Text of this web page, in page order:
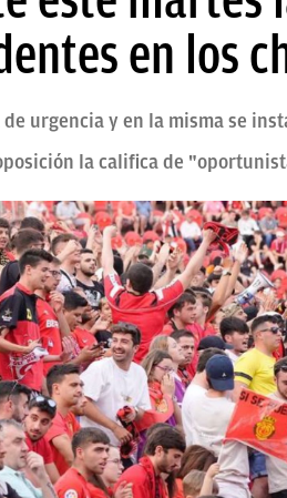
en los
urgencia y en la misma se
la califica de